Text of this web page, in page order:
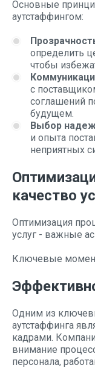
Основные
аутстаффингом:
определить
чтобы
с
соглашений
будущем.
Выбор
и опыта
неприятных
качество
Оптимизация
услуг - важные
Ключевые
Одним из
аутстаффинга
кадрами.
внимание
персонала,